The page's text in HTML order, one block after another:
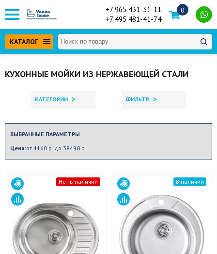
+7 965 431-31-11
+7 495 481-41-74
0
КАТАЛОГ
КУХОННЫЕ МОЙКИ ИЗ НЕРЖАВЕЮЩЕЙ СТАЛИ
КАТЕГОРИИ > ФИЛЬТР >
ВЫБРАННЫЕ ПАРАМЕТРЫ
Цена:от 4160 р. до 38490 р.
Нет в наличии В наличии